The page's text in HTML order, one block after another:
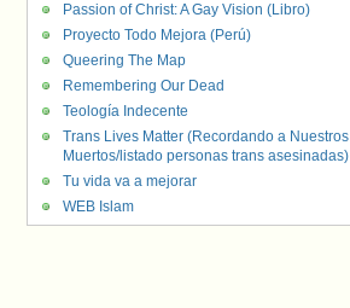
Passion of Christ: A Gay Vision (Libro)
Proyecto Todo Mejora (Perú)
Queering The Map
Remembering Our Dead
Teología Indecente
Trans Lives Matter (Recordando a Nuestros
Muertos/listado personas trans asesinadas)
Tu vida va a mejorar
WEB Islam